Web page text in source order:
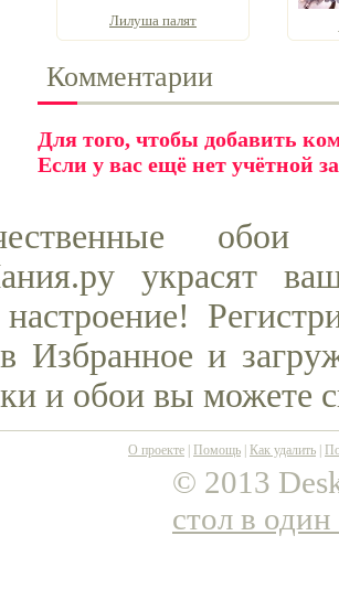
Лилуша палят
Комментарии
Для того, чтобы добавить
Если у вас ещё нет учётной
украсят
Избранное и
и обои вы можете
О проекте Помощь Как удалить
© 2013
стол в